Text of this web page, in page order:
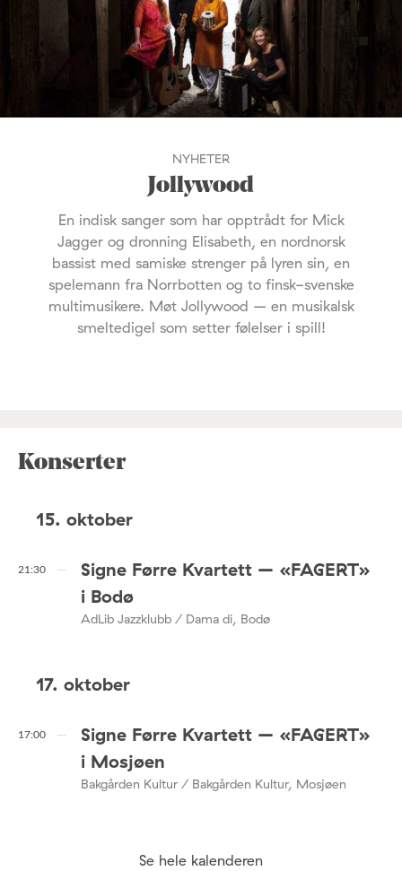
NYHETER
Jollywood
En indisk sanger som har opptrådt for Mick
Jagger og dronning Elisabeth, en nordnorsk
bassist med samiske strenger på lyren sin, en
spelemann fra Norrbotten og to finsk-svenske
multimusikere. Møt Jollywood – en musikalsk
smeltedigel som setter følelser i spill!
Konserter
15. oktober
21:30
Signe Førre Kvartett – «FAGERT»
i Bodø
AdLib Jazzklubb / Dama di, Bodø
17. oktober
17:00
Signe Førre Kvartett – «FAGERT»
i Mosjøen
Bakgården Kultur / Bakgården Kultur, Mosjøen
Se hele kalenderen